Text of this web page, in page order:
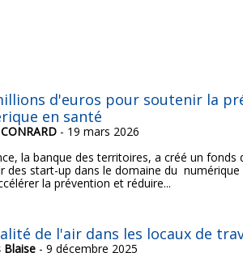
d'euros pour soutenir la
en santé
- 19 mars 2026
la banque des territoires, a créé un fonds
des start-up dans le domaine du numérique
la prévention et réduire...
de l'air dans les locaux de
Blaise - 9 décembre 2025